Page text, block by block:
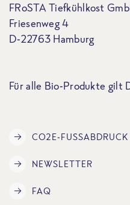
FRoSTA Tiefkühlkost
Friesenweg 4
D-22763 Hamburg
Für alle Bio-Produkte gilt
CO2E-FUSSABDRUCK
NEWSLETTER
FAQ